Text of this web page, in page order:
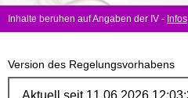
Inhalte beruhen auf Angaben der IV - Infos
Version des Regelungsvorhabens